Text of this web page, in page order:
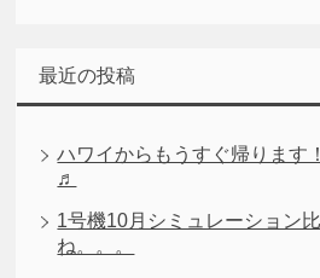
最近の投稿
ハワイからもうすぐ帰ります
♬
1号機10月シミュレーション
ね。。。